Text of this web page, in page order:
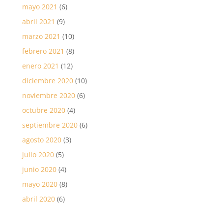
mayo 2021 (6)
abril 2021 (9)
marzo 2021 (10)
febrero 2021 (8)
enero 2021 (12)
diciembre 2020(10)
noviembre 2020(6)
octubre 2020(4)
septiembre 2020(6)
agosto 2020(3)
julio 2020(5)
junio 2020(4)
mayo 2020(8)
abril 2020(6)